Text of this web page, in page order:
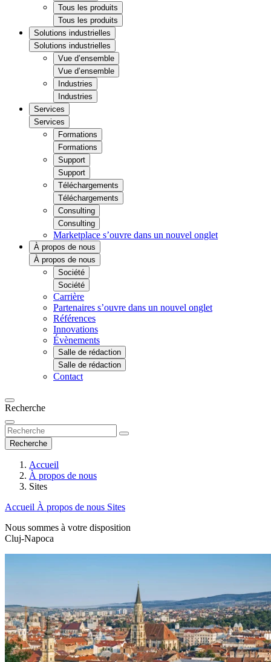
Tous les produits
Tous les produits
Solutions industrielles
Solutions industrielles
Vue d’ensemble
Vue d’ensemble
Industries
Industries
Services
Services
Formations
Formations
Support
Support
Téléchargements
Téléchargements
Consulting
Consulting
Marketplace s’ouvre dans un nouvel onglet
À propos de nous
À propos de nous
Société
Société
Carrière
Partenaires s’ouvre dans un nouvel onglet
Références
Innovations
Évènements
Salle de rédaction
Salle de rédaction
Contact
Recherche
Recherche
Accueil
À propos de nous
Sites
Accueil À propos de nous Sites
Nous sommes à votre disposition
Cluj-Napoca